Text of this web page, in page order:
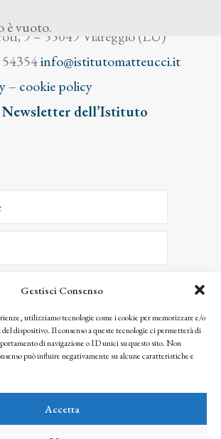
Gestisci Consenso
utilizziamo tecnologie come i cookie per memorizzare e/o
dispositivo. Il consenso a queste tecnologie ci permetterà di
di navigazione o ID unici su questo sito. Non
può influire negativamente su alcune caratteristiche e
Accetta
è vuoto.
9 – 55049 Viareggio (LU)
info@istitutomatteucci.it
– cookie policy
dell’Istituto
ISCRIVITI
riconosci che le tue informazioni saranno trattate
Policy
All right reserved
proprietari dei diritti e dell’Istituto Matteucci